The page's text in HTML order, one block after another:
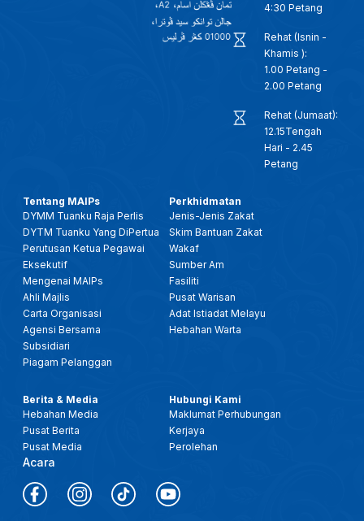
4:30 Petang
Rehat (Isnin -
Khamis ):
1.00 Petang -
2.00 Petang
Rehat (Jumaat):
12.15Tengah
Hari - 2.45
Petang
Tentang MAIPs
DYMM Tuanku Raja Perlis
DYTM Tuanku Yang DiPertua
Perutusan Ketua Pegawai
Eksekutif
Mengenai MAIPs
Ahli Majlis
Carta Organisasi
Agensi Bersama
Subsidiari
Piagam Pelanggan
Perkhidmatan
Jenis-Jenis Zakat
Skim Bantuan Zakat
Wakaf
Sumber Am
Fasiliti
Pusat Warisan
Adat Istiadat Melayu
Hebahan Warta
Berita & Media
Hebahan Media
Pusat Berita
Pusat Media
Acara
Hubungi Kami
Maklumat Perhubungan
Kerjaya
Perolehan